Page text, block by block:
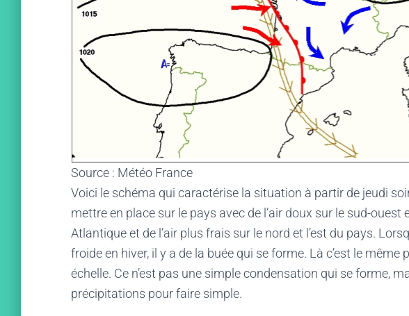
Source : Météo France
Voici le schéma qui caractérise la situation à partir de jeudi
mettre en place sur le pays avec de l’air doux sur le sud-ouest
Atlantique et de l’air plus frais sur le nord et l’est du pays.
froide en hiver, il y a de la buée qui se forme. Là c’est le
échelle. Ce n’est pas une simple condensation qui se forme,
précipitations pour faire simple.